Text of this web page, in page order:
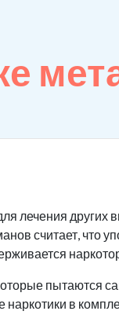
лечения
считает, что
пытаются
в